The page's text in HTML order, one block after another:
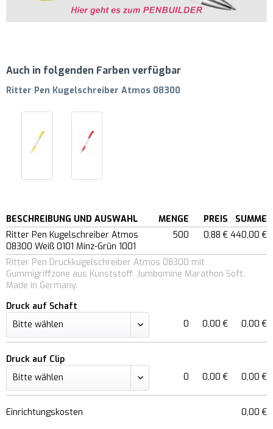
Auch in folgenden Farben verfügbar
Ritter Pen Kugelschreiber Atmos 08300
BESCHREIBUNG UND AUSWAHL MENGE PREIS
SUMME
Ritter Pen Kugelschreiber Atmos
08300 Weiß 0101 Minz-Grün 1001
500 0,88 € 440,00 €
Ritter Pen Druckkugelschreiber Atmos 08300 mit
Gummigriffzone aus Kunststoff. Jumbomine Marathon Soft.
Made in Germany.
Druck auf Schaft
0
0,00 € 0,00 €
Druck auf Clip
0
0,00 € 0,00 €
Einrichtungskosten 0,00 €